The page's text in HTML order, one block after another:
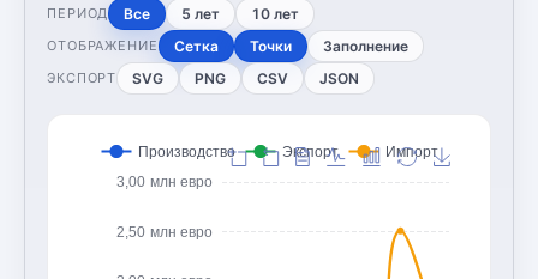
ПЕРИОД Все 5 лет 10 лет
ОТОБРАЖЕНИЕ Сетка Точки Заполнение
ЭКСПОРТ SVG PNG CSV JSON
2,50 млн евро
3,00 млн евро
Производство Экспорт Импорт